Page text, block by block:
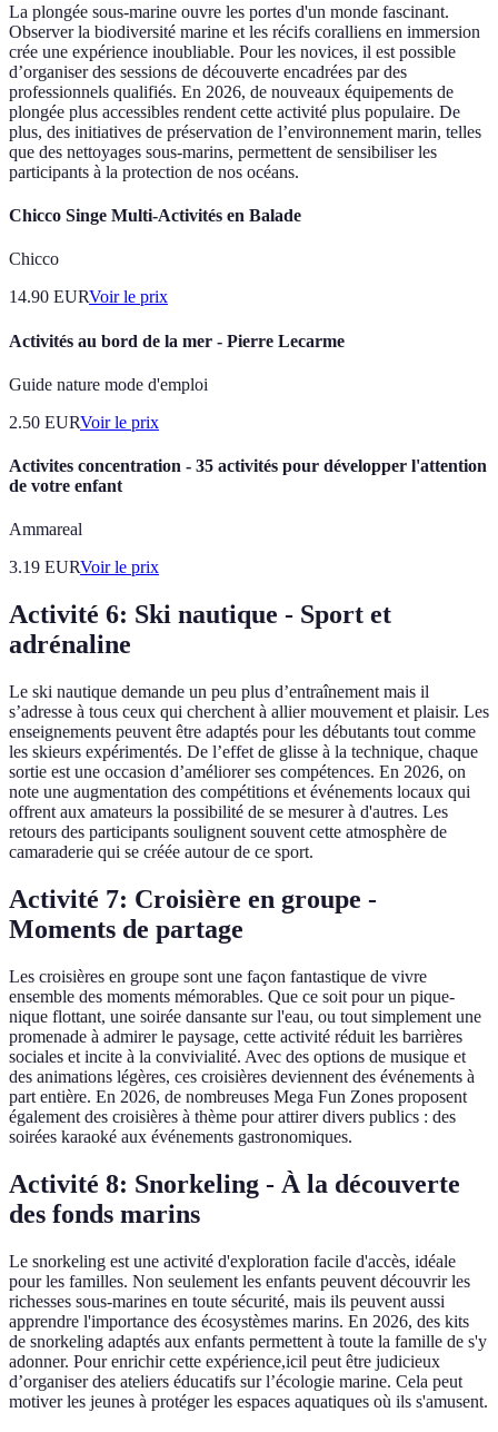
La plongée sous-marine ouvre les portes d'un monde fascinant.
Observer la biodiversité marine et les récifs coralliens en immersion
crée une expérience inoubliable. Pour les novices, il est possible
d’organiser des sessions de découverte encadrées par des
professionnels qualifiés. En 2026, de nouveaux équipements de
plongée plus accessibles rendent cette activité plus populaire. De
plus, des initiatives de préservation de l’environnement marin, telles
que des nettoyages sous-marins, permettent de sensibiliser les
participants à la protection de nos océans.
Chicco Singe Multi-Activités en Balade
Chicco
14.90 EURVoir le prix
Activités au bord de la mer - Pierre Lecarme
Guide nature mode d'emploi
2.50 EURVoir le prix
Activites concentration - 35 activités pour développer l'attention
de votre enfant
Ammareal
3.19 EURVoir le prix
Activité 6: Ski nautique - Sport et
adrénaline
Le ski nautique demande un peu plus d’entraînement mais il
s’adresse à tous ceux qui cherchent à allier mouvement et plaisir. Les
enseignements peuvent être adaptés pour les débutants tout comme
les skieurs expérimentés. De l’effet de glisse à la technique, chaque
sortie est une occasion d’améliorer ses compétences. En 2026, on
note une augmentation des compétitions et événements locaux qui
offrent aux amateurs la possibilité de se mesurer à d'autres. Les
retours des participants soulignent souvent cette atmosphère de
camaraderie qui se créée autour de ce sport.
Activité 7: Croisière en groupe -
Moments de partage
Les croisières en groupe sont une façon fantastique de vivre
ensemble des moments mémorables. Que ce soit pour un pique-
nique flottant, une soirée dansante sur l'eau, ou tout simplement une
promenade à admirer le paysage, cette activité réduit les barrières
sociales et incite à la convivialité. Avec des options de musique et
des animations légères, ces croisières deviennent des événements à
part entière. En 2026, de nombreuses Mega Fun Zones proposent
également des croisières à thème pour attirer divers publics : des
soirées karaoké aux événements gastronomiques.
Activité 8: Snorkeling - À la découverte
des fonds marins
Le snorkeling est une activité d'exploration facile d'accès, idéale
pour les familles. Non seulement les enfants peuvent découvrir les
richesses sous-marines en toute sécurité, mais ils peuvent aussi
apprendre l'importance des écosystèmes marins. En 2026, des kits
de snorkeling adaptés aux enfants permettent à toute la famille de s'y
adonner. Pour enrichir cette expérience,icil peut être judicieux
d’organiser des ateliers éducatifs sur l’écologie marine. Cela peut
motiver les jeunes à protéger les espaces aquatiques où ils s'amusent.